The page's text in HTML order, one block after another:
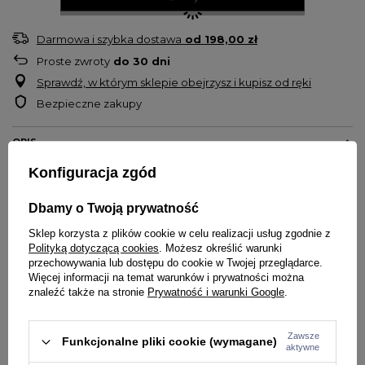
Darmowa i szybka dostawa od 198,00 zł
Proste zwroty do 30 dni
Sprawdź, w którym sklepie obejrzysz i kupisz od ręki
Bezpieczne zakupy
OPIS
Model Mission Bay
Fason typu uszatka
Wysokiej jakości miękki, ciepły i gruby materiał
Podszyta polarem oraz futerkiem
Na materiale motyw w stylu skandynawskim oraz napis 'Pitbull'
Materiał: 100% akryl
Konfiguracja zgód
Dbamy o Twoją prywatność
Sklep korzysta z plików cookie w celu realizacji usług zgodnie z
Polityką dotyczącą cookies. Możesz określić warunki
przechowywania lub dostępu do cookie w Twojej przeglądarce.
Więcej informacji na temat warunków i prywatności można
znaleźć także na stronie Prywatność i warunki Google.
Funkcjonalne pliki cookie (wymagane)
Zawsze
aktywne